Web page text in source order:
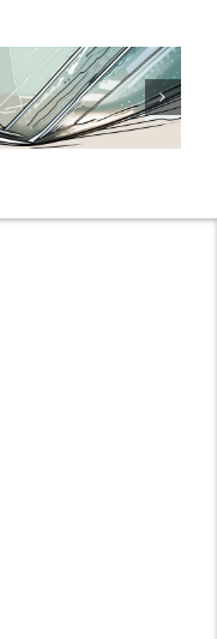
7
Expertentipps
für maximale